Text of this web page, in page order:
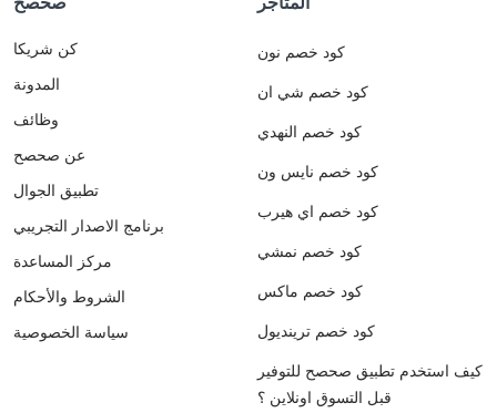
كن شريكا
المدونة
وظائف
عن صحصح
تطبيق الجوال
برنامج الاصدار التجريبي
مركز المساعدة
الشروط والأحكام
سياسة الخصوصية
كود خصم نون
كود خصم شي ان
كود خصم النهدي
كود خصم نايس ون
كود خصم اي هيرب
كود خصم نمشي
كود خصم ماكس
كود خصم ترينديول
كيف استخدم تطبيق صحصح للتوفير
قبل التسوق اونلاين ؟